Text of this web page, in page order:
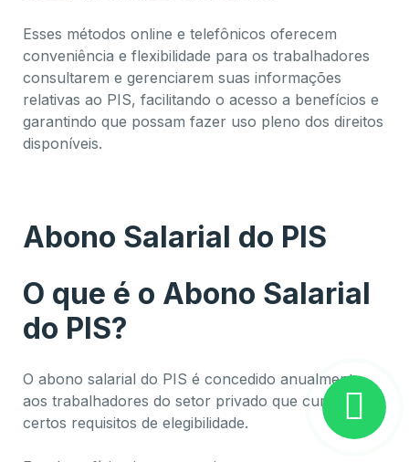
Esses métodos online e telefônicos oferecem
conveniência e flexibilidade para os trabalhadores
consultarem e gerenciarem suas informações
relativas ao PIS, facilitando o acesso a benefícios e
garantindo que possam fazer uso pleno dos direitos
disponíveis.
Abono Salarial do PIS
O que é o Abono Salarial
do PIS?
O abono salarial do PIS é concedido anualmente
aos trabalhadores do setor privado que cumprem
certos requisitos de elegibilidade.